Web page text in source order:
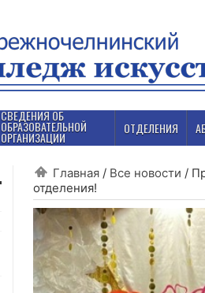
СВЕДЕНИЯ ОБ
ОБРАЗОВАТЕЛЬНОЙ
ОРГАНИЗАЦИИ
ОТДЕЛЕНИЯ
Главная / Все новости /
отделения!